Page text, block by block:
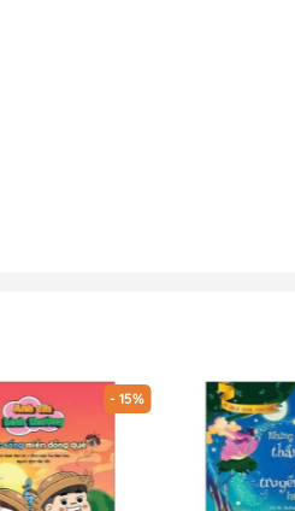
- 15%